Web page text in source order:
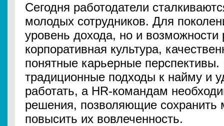
Сегодня работодатели
молодых сотрудников. Для
уровень дохода, но и возможности
корпоративная культура,
понятные карьерные перспективы.
традиционные подходы к найму и
работать, а HR-командам
решения, позволяющие сохранить
повысить их вовлеченность.